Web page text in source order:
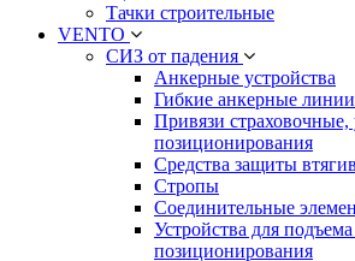
Тачки строительные
VENTO
СИЗ от падения
Анкерные устройства
Гибкие анкерные линии
Привязи
позиционирования
Средства защиты
Стропы
Соединительные
Устройства для
позиционирования